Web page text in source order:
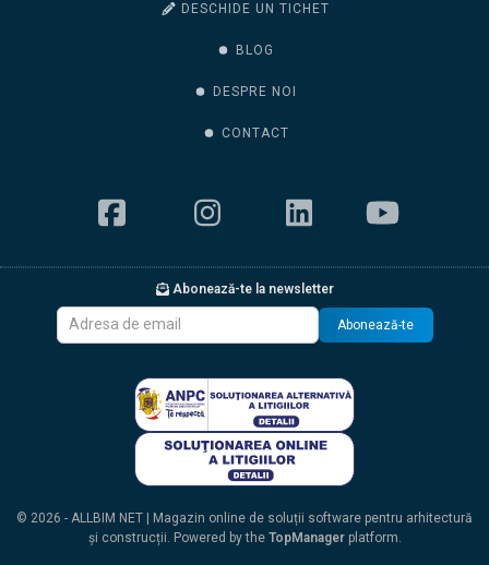
DESCHIDE UN TICHET
BLOG
DESPRE NOI
CONTACT
Abonează-te la newsletter
Abonează-te
© 2026 - ALLBIM NET | Magazin online de soluții software pentru arhitectură
și construcții. Powered by the TopManagerplatform.